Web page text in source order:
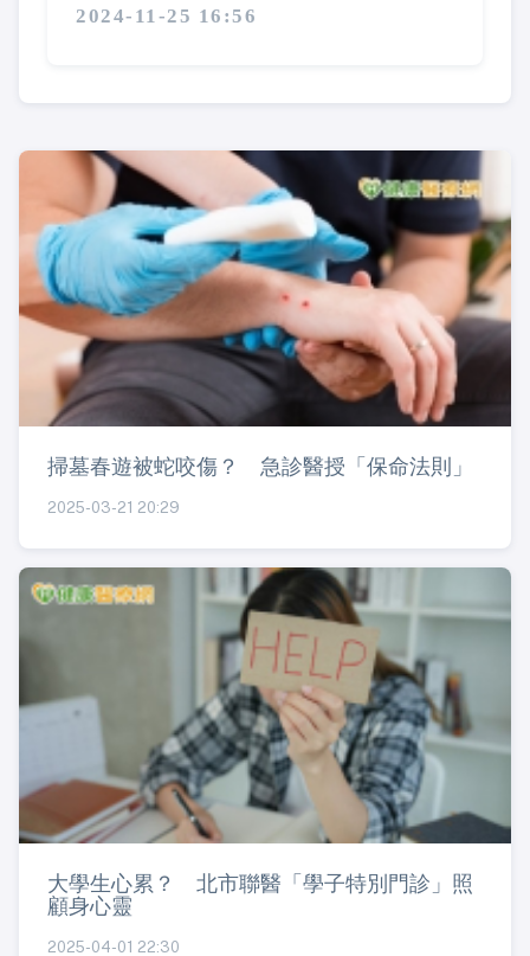
2024-11-25 16:56
掃墓春遊被蛇咬傷？ 急診醫授「保命法則」
2025-03-21 20:29
大學生心累？ 北市聯醫「學子特別門診」照
顧身心靈
2025-04-01 22:30